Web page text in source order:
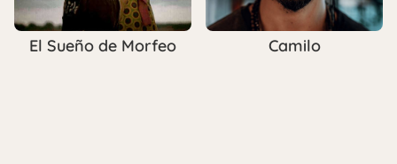
El Sueño de Morfeo Camilo